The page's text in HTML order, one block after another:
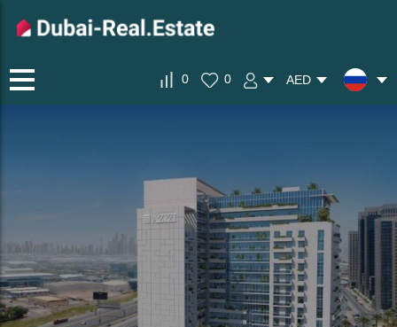
0 0 AED